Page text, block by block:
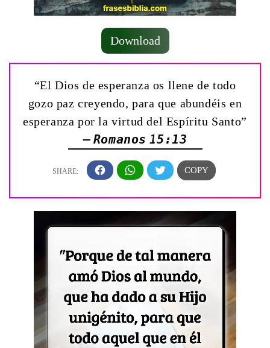
Download
“El Dios de esperanza os llene de todo
gozo paz creyendo, para que abundéis en
esperanza por la virtud del Espíritu Santo”
— Romanos 15:13